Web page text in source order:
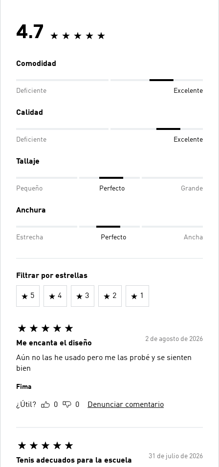
4.7
Comodidad
Deficiente Excelente
Calidad
Deficiente Excelente
Tallaje
Pequeño Perfecto Grande
Anchura
Estrecha Perfecto Ancha
Filtrar por estrellas
5 4 3 2 1
2 de agosto de 2026
Me encanta el diseño
Aún no las he usado pero me las probé y se sienten
bien
Fima
¿Útil? 0 0 Denunciar comentario
31 de julio de 2026
Tenis adecuados para la escuela